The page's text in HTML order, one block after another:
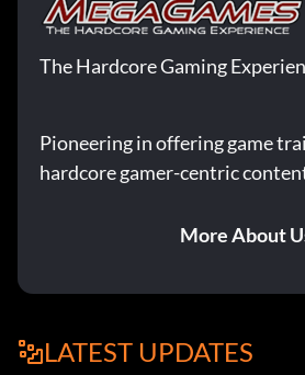
The Hardcore Gaming
Pioneering in offering game
hardcore gamer-centric
More About
LATEST UPDATES